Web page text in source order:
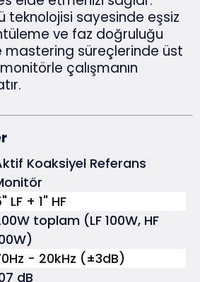
teknolojisi sayesinde eşsiz
ve faz doğruluğu
mastering süreçlerinde üst
çalışmanın
Koaksiyel Referans
LF + 1" HF
toplam (LF 100W, HF
- 20kHz (±3dB)
dB